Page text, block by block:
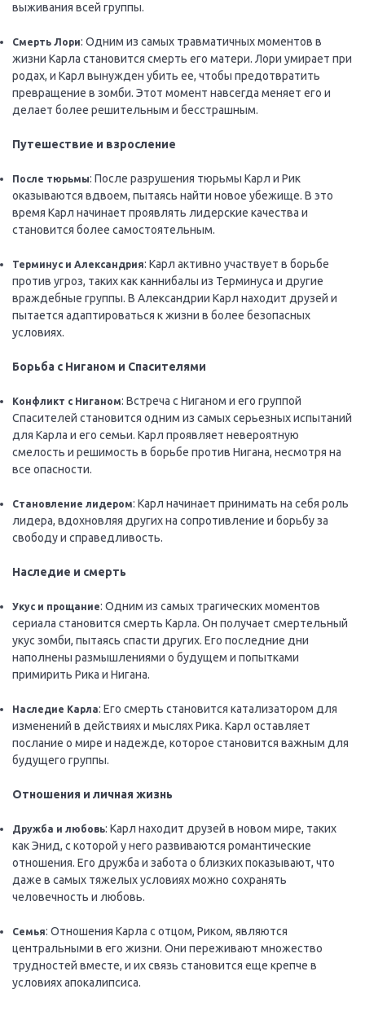
выживания всей группы.
Смерть Лори: Одним из самых травматичных моментов в
жизни Карла становится смерть его матери. Лори умирает при
родах, и Карл вынужден убить ее, чтобы предотвратить
превращение в зомби. Этот момент навсегда меняет его и
делает более решительным и бесстрашным.
Путешествие и взросление
После тюрьмы: После разрушения тюрьмы Карл и Рик
оказываются вдвоем, пытаясь найти новое убежище. В это
время Карл начинает проявлять лидерские качества и
становится более самостоятельным.
Терминус и Александрия: Карл активно участвует в борьбе
против угроз, таких как каннибалы из Терминуса и другие
враждебные группы. В Александрии Карл находит друзей и
пытается адаптироваться к жизни в более безопасных
условиях.
Борьба с Ниганом и Спасителями
Конфликт с Ниганом: Встреча с Ниганом и его группой
Спасителей становится одним из самых серьезных испытаний
для Карла и его семьи. Карл проявляет невероятную
смелость и решимость в борьбе против Нигана, несмотря на
все опасности.
Становление лидером: Карл начинает принимать на себя роль
лидера, вдохновляя других на сопротивление и борьбу за
свободу и справедливость.
Наследие и смерть
Укус и прощание: Одним из самых трагических моментов
сериала становится смерть Карла. Он получает смертельный
укус зомби, пытаясь спасти других. Его последние дни
наполнены размышлениями о будущем и попытками
примирить Рика и Нигана.
Наследие Карла: Его смерть становится катализатором для
изменений в действиях и мыслях Рика. Карл оставляет
послание о мире и надежде, которое становится важным для
будущего группы.
Отношения и личная жизнь
Дружба и любовь: Карл находит друзей в новом мире, таких
как Энид, с которой у него развиваются романтические
отношения. Его дружба и забота о близких показывают, что
даже в самых тяжелых условиях можно сохранять
человечность и любовь.
Семья: Отношения Карла с отцом, Риком, являются
центральными в его жизни. Они переживают множество
трудностей вместе, и их связь становится еще крепче в
условиях апокалипсиса.